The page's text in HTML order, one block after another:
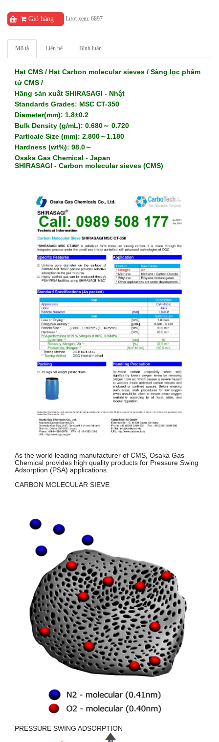
Giỏ hàng Lượt xem: 6897
Mô tả Liên hệ Bình luận
Hạt CMS / Hạt Carbon molecular sieves / Sàng lọc phâm
tử CMS /
Hãng sản xuất SHIRASAGI - Nhật
Standards Grades: MSC CT-350
Diameter(mm): 1.8±0.2
Bulk Density (g/mL): 0.680～ 0.720
Particale Size (mm): 2.800～1.180
Hardness (wt%): 98.0～
Osaka Gas Chemical - Japan
SHIRASAGI - Carbon molecular sieves (CMS)
As the world leading manufacturer of CMS, Osaka Gas
Chemical provides high quality products for Pressure Swing
Adsorption (PSA) applications.
CARBON MOLECULAR SIEVE
PRESSURE SWING ADSORPTION